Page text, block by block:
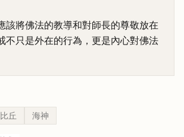
該將佛法的教導和對師長的尊敬放在
不只是外在的行為，更是內心對佛法
丘 海神